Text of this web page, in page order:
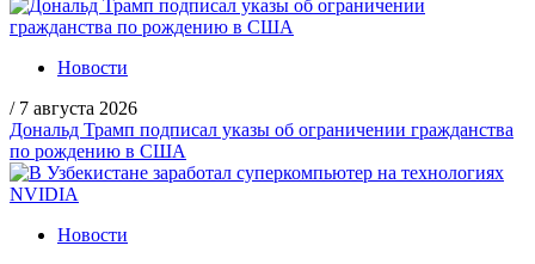
Новости
/ 7 августа 2026
Дональд Трамп подписал указы об ограничении гражданства
по рождению в США
Новости